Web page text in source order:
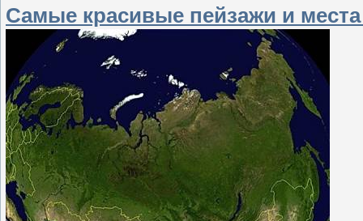
Самые красивые пейзажи и